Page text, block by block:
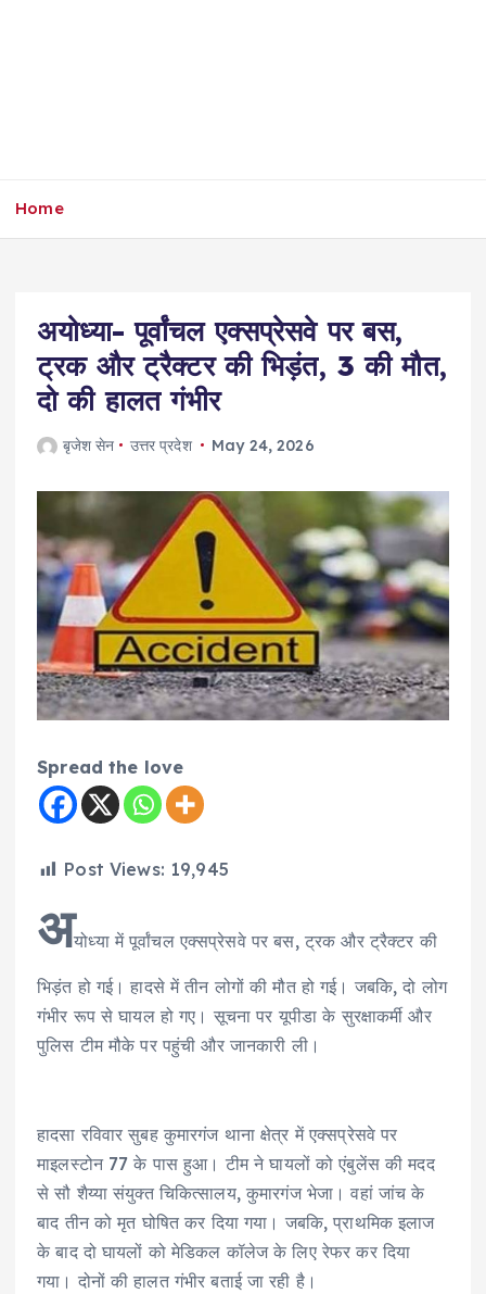
Home
अयोध्या- पूर्वांचल एक्सप्रेसवे पर बस,
ट्रक और ट्रैक्टर की भिड़ंत, 3 की मौत,
दो की हालत गंभीर
बृजेश सेन उत्तर प्रदेश May 24, 2026
Spread the love
Post Views: 19,945
अयोध्या में पूर्वांचल एक्सप्रेसवे पर बस, ट्रक और ट्रैक्टर की
भिड़ंत हो गई। हादसे में तीन लोगों की मौत हो गई। जबकि, दो लोग
गंभीर रूप से घायल हो गए। सूचना पर यूपीडा के सुरक्षाकर्मी और
पुलिस टीम मौके पर पहुंची और जानकारी ली।
हादसा रविवार सुबह कुमारगंज थाना क्षेत्र में एक्सप्रेसवे पर
माइलस्टोन 77 के पास हुआ। टीम ने घायलों को एंबुलेंस की मदद
से सौ शैय्या संयुक्त चिकित्सालय, कुमारगंज भेजा। वहां जांच के
बाद तीन को मृत घोषित कर दिया गया। जबकि, प्राथमिक इलाज
के बाद दो घायलों को मेडिकल कॉलेज के लिए रेफर कर दिया
गया। दोनों की हालत गंभीर बताई जा रही है।